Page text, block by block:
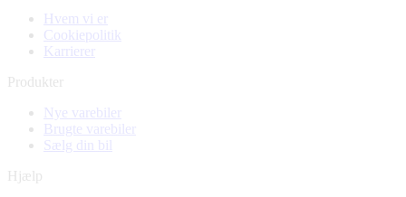
Hvem vi er
Cookiepolitik
Karrierer
Produkter
Nye varebiler
Brugte varebiler
Sælg din bil
Hjælp